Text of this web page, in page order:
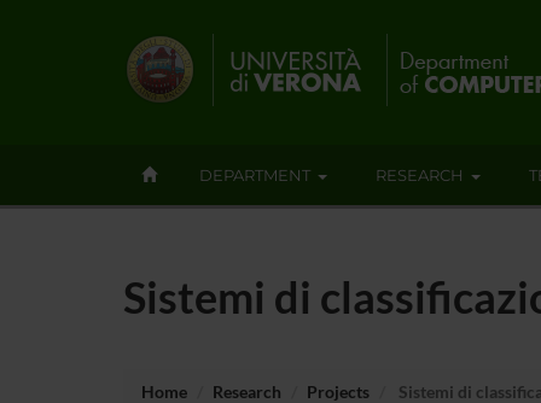
DEPARTMENT RESEARCH
Sistemi di
Home Research Projects Sistemi di